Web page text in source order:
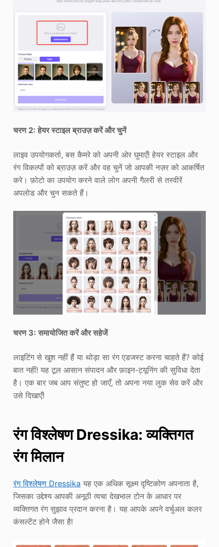
चरण 2: हेयर स्टाइल ब्राउज़ करें और चुनें
लाइव उपयोगकर्ता, बस कैमरे को अपनी ओर घुमाएँ! हेयर स्टाइल और
रंग विकल्पों को ब्राउज़ करें और वह चुनें जो आपकी नज़र को आकर्षित
करे। फ़ोटो का उपयोग करने वाले लोग अपनी गैलरी से तस्वीरें
अपलोड और चुन सकते हैं।
चरण 3: समायोजित करें और सहेजें
लाइटिंग से खुश नहीं हैं या थोड़ा सा रंग एडजस्ट करना चाहते हैं? कोई
बात नहीं! यह टूल आसान संपादन और फ़ाइन-ट्यूनिंग की सुविधा देता
है। एक बार जब आप संतुष्ट हो जाएँ, तो अपना नया लुक सेव करें और
उसे दिखाएँ!
रंग विश्लेषण Dressika: व्यक्तिगत
रंग मिलान
रंग विश्लेषण Dressika यह एक अधिक सूक्ष्म दृष्टिकोण अपनाता है,
जिसका उद्देश्य आपकी अनूठी त्वचा देखभाल टोन के आधार पर
व्यक्तिगत रंग सुझाव प्रदान करना है। यह आपके अपने वर्चुअल कलर
कंसल्टेंट होने जैसा है!